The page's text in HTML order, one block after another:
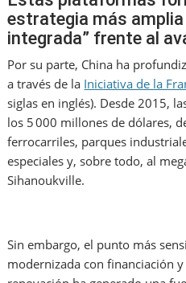
estrategia más amplia
integrada” frente al
Por su parte, China ha
a través de la Iniciativa de la
siglas en inglés). Desde 2015,
los 5 000 millones de dólares,
ferrocarriles, parques
especiales y, sobre todo, al
Sihanoukville.
Sin embargo, el punto más
modernizada con financiación